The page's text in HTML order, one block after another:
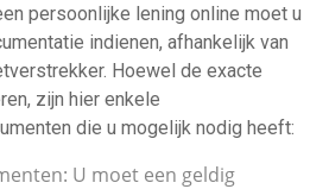
persoonlijke lening online moet u
indienen, afhankelijk van
Hoewel de exacte
zijn hier enkele
die u mogelijk nodig heeft:
U moet een geldig